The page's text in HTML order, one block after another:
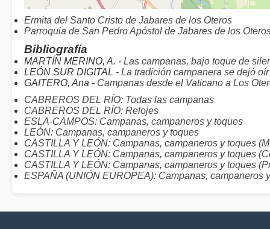
Ermita del Santo Cristo de Jabares de los Oteros
Parroquia de San Pedro Apóstol de Jabares de los
Bibliografía
MARTÍN MERINO, A. - Las campanas, bajo toque de
LEÓN SUR DIGITAL - La tradición campanera se dejó
GAITERO, Ana - Campanas desde el Vaticano a Los
CABREROS DEL RÍO: Todas las campanas
CABREROS DEL RÍO: Relojes
ESLA-CAMPOS: Campanas, campaneros y toques
LEÓN: Campanas, campaneros y toques
CASTILLA Y LEÓN: Campanas, campaneros y toques
CASTILLA Y LEÓN: Campanas, campaneros y toques
CASTILLA Y LEÓN: Campanas, campaneros y toques
ESPAÑA (UNIÓN EUROPEA): Campanas, campaneros